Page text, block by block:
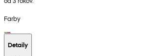
Farby
Detaily